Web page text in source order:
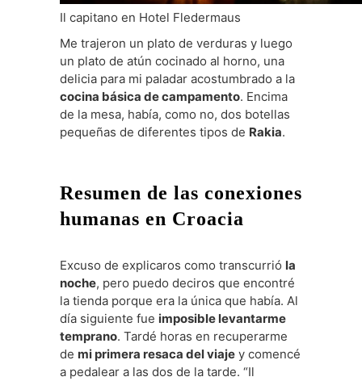
Il capitano en Hotel Fledermaus
Me trajeron un plato de verduras y luego
un plato de atún cocinado al horno, una
delicia para mi paladar acostumbrado a la
cocina básica de campamento. Encima
de la mesa, había, como no, dos botellas
pequeñas de diferentes tipos de Rakia.
Resumen de las conexiones
humanas en Croacia
Excuso de explicaros como transcurrió la
noche, pero puedo deciros que encontré
la tienda porque era la única que había. Al
día siguiente fue imposible levantarme
temprano. Tardé horas en recuperarme
de mi primera resaca del viaje y comencé
a pedalear a las dos de la tarde. “Il